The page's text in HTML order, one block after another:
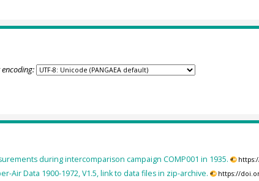
during intercomparison campaign COMP001 in 1935.
Air Data 1900-1972, V1.5, link to data files in zip-archive. https://